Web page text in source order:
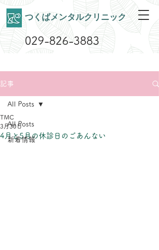
​つくばメンタルクリニック
029-826-3883
記事
All Posts
新着情報
All Posts
4月と5月の休診日のごあんない
TMC
3月30日